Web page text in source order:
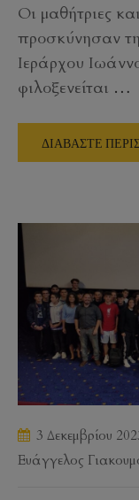
Οι μαθήτριες
προσκύνησαν
Ιεράρχου
φιλοξενείται …
ΔΙΑΒΑΣΤΕ
3 Δεκεμβρίου
Ευάγγελος